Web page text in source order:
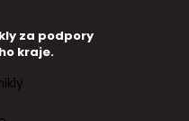
za podpory
kraje.